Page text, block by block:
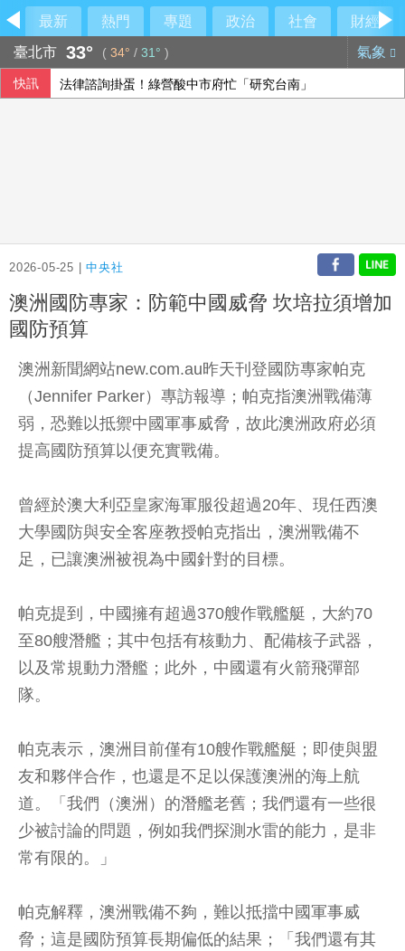
最新 熱門 專題 政治 社會
財經
臺北市 33° ( 34° / 31° ) 氣象
快訊 法律諮詢掛蛋！綠營酸中市府忙「研究台南」
2026-05-25 |中央社
澳洲國防專家：防範中國威脅 坎培拉須增加
國防預算
澳洲新聞網站new.com.au昨天刊登國防專家帕克
（Jennifer Parker）專訪報導；帕克指澳洲戰備薄
弱，恐難以抵禦中國軍事威脅，故此澳洲政府必須
提高國防預算以便充實戰備。
曾經於澳大利亞皇家海軍服役超過20年、現任西澳
大學國防與安全客座教授帕克指出，澳洲戰備不
足，已讓澳洲被視為中國針對的目標。
帕克提到，中國擁有超過370艘作戰艦艇，大約70
至80艘潛艦；其中包括有核動力、配備核子武器，
以及常規動力潛艦；此外，中國還有火箭飛彈部
隊。
帕克表示，澳洲目前僅有10艘作戰艦艇；即使與盟
友和夥伴合作，也還是不足以保護澳洲的海上航
道。「我們（澳洲）的潛艦老舊；我們還有一些很
少被討論的問題，例如我們探測水雷的能力，是非
常有限的。」
帕克解釋，澳洲戰備不夠，難以抵擋中國軍事威
脅；這是國防預算長期偏低的結果；「我們還有其